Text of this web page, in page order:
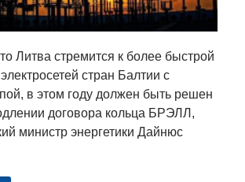
Литва стремится к более быстрой
стран Балтии с
в этом году должен быть решен
договора кольца БРЭЛЛ,
министр энергетики Дайнюс